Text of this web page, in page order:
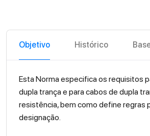
Objetivo Histórico
Esta Norma especifica os requisitos
dupla trança e para cabos de dupla
resistência, bem como define regras
designação.